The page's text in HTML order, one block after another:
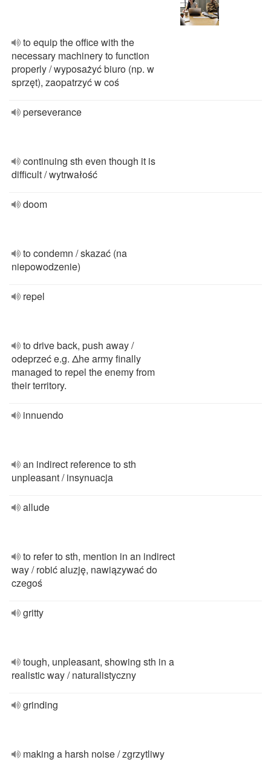
to equip the office with the
necessary machinery to function
properly / wyposażyć biuro (np. w
sprzęt), zaopatrzyć w coś
perseverance
continuing sth even though it is
difficult / wytrwałość
doom
to condemn / skazać (na
niepowodzenie)
repel
to drive back, push away /
odeprzeć e.g. Δhe army finally
managed to repel the enemy from
their territory.
innuendo
an indirect reference to sth
unpleasant / insynuacja
allude
to refer to sth, mention in an indirect
way / robić aluzję, nawiązywać do
czegoś
gritty
tough, unpleasant, showing sth in a
realistic way / naturalistyczny
grinding
making a harsh noise / zgrzytliwy